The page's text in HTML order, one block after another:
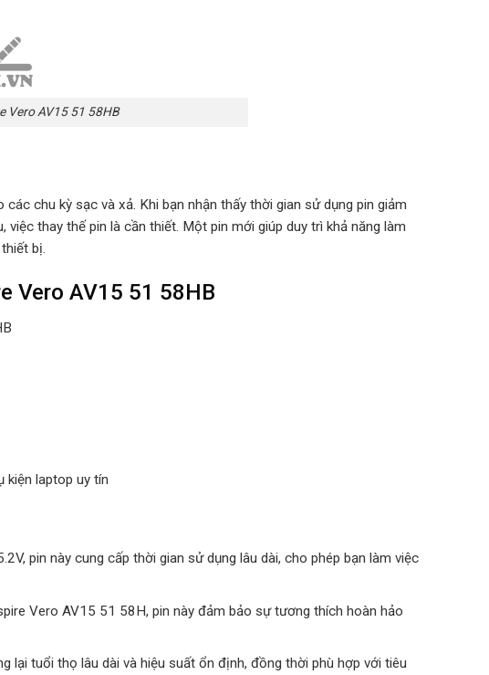
Vero AV15 51 58HB
chu kỳ sạc và xả. Khi bạn nhận thấy thời gian sử dụng pin giảm
thay thế pin là cần thiết. Một pin mới giúp duy trì khả năng làm
bị.
Vero AV15 51 58HB
kiện laptop uy tín
pin này cung cấp thời gian sử dụng lâu dài, cho phép bạn làm việc
Vero AV15 51 58H, pin này đảm bảo sự tương thích hoàn hảo
lại tuổi thọ lâu dài và hiệu suất ổn định, đồng thời phù hợp với tiêu